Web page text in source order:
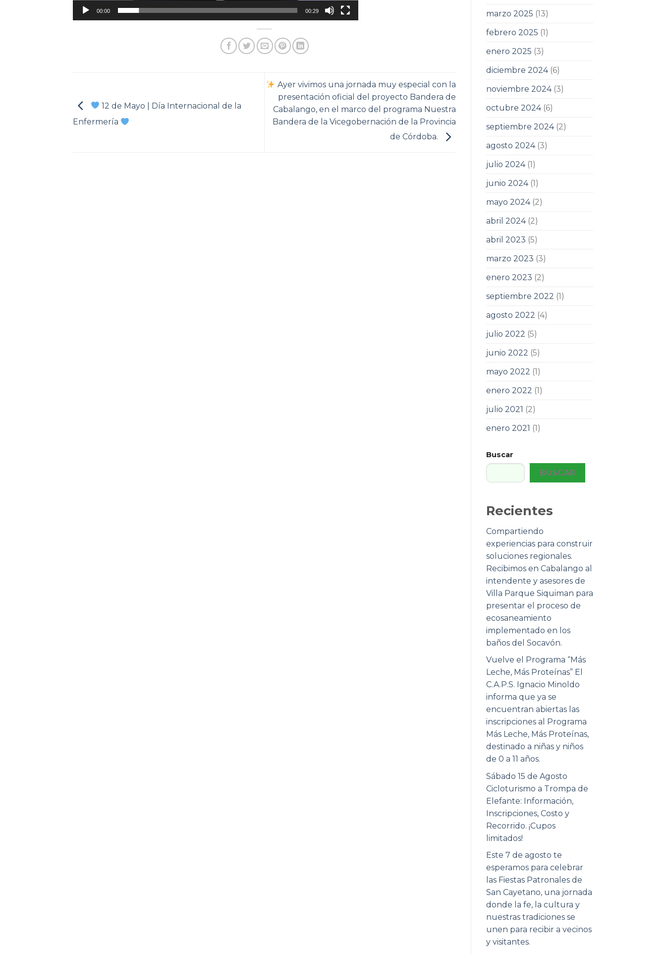
00:00 00:29
12 de Mayo | Día Internacional de la
Enfermería
Ayer vivimos una jornada muy especial con la
presentación oficial del proyecto Bandera de
Cabalango, en el marco del programa Nuestra
Bandera de la Vicegobernación de la Provincia
de Córdoba.
marzo 2025 (13)
febrero 2025 (1)
enero 2025 (3)
diciembre 2024(6)
noviembre 2024(3)
octubre 2024(6)
septiembre 2024(2)
agosto 2024(3)
julio 2024(1)
junio 2024(1)
mayo 2024(2)
abril 2024(2)
abril 2023 (5)
marzo 2023 (3)
enero 2023 (2)
septiembre 2022 (1)
agosto 2022 (4)
julio 2022 (5)
junio 2022 (5)
mayo 2022 (1)
enero 2022 (1)
julio 2021 (2)
enero 2021 (1)
Buscar
BUSCAR
Recientes
Compartiendo
experiencias para construir
soluciones regionales.
Recibimos en Cabalango al
intendente y asesores de
Villa Parque Siquiman para
presentar el proceso de
ecosaneamiento
implementado en los
baños del Socavón.
Vuelve el Programa “Más
Leche, Más Proteínas” El
C.A.P.S. Ignacio Minoldo
informa que ya se
encuentran abiertas las
inscripciones al Programa
Más Leche, Más Proteínas,
destinado a niñas y niños
de 0 a 11 años.
Sábado 15 de Agosto
Cicloturismo a Trompa de
Elefante: Información,
Inscripciones, Costo y
Recorrido. ¡Cupos
limitados!
Este 7 de agosto te
esperamos para celebrar
las Fiestas Patronales de
San Cayetano, una jornada
donde la fe, la cultura y
nuestras tradiciones se
unen para recibir a vecinos
y visitantes.